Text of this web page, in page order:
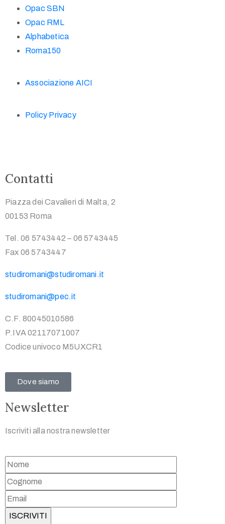
Opac SBN
Opac RML
Alphabetica
Roma150
Associazione AICI
Policy Privacy
Contatti
Piazza dei Cavalieri di Malta, 2
00153 Roma
Tel. 06 5743442 – 06 5743445
Fax 06 5743447
studiromani@studiromani.it
studiromani@pec.it
C.F. 80045010586
P.IVA 02117071007
Codice univoco M5UXCR1
Dove siamo
Newsletter
Iscriviti alla nostra newsletter